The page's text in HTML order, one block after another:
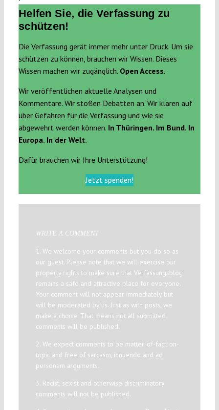
Helfen Sie, die Verfassung zu
schützen!
Die Verfassung gerät immer mehr unter Druck. Um sie
schützen zu können, brauchen wir Wissen. Dieses
Wissen machen wir zugänglich. Open Access.
Wir veröffentlichen aktuelle Analysen und
Kommentare. Wir stoßen Debatten an. Wir klären auf
über Gefahren für die Verfassung und wie sie
abgewehrt werden können. In Thüringen. Im Bund. In
Europa. In der Welt.
Dafür brauchen wir Ihre Unterstützung!
Jetzt spenden!
WRITE A COMMENT
1. We welcome your comments but you do so as
our guest. Please note that we will exercise our
property rights to make sure that Verfassungsblog
remains a safe and attractive place for everyone.
Your comment will not appear immediately but
will be moderated by us. Just as with posts, we
make a choice. That means not all submitted
comments will be published.
2. We expect comments to be matter-of-fact, on-
topic and free of sarcasm, innuendo and ad
personam arguments.
3. Racist, sexist and otherwise discriminatory
comments will not be published.